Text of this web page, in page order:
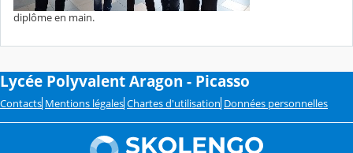
diplôme en main.
Lycée Polyvalent Aragon - Picasso
Contacts Mentions légales Chartes d'utilisation Données personnelles